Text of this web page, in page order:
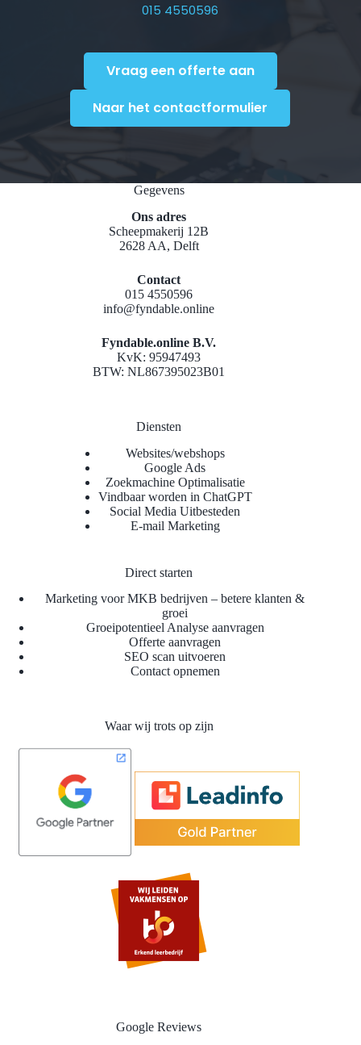
015 4550596
Vraag een offerte aan
Naar het contactformulier
Gegevens
Ons adres
Scheepmakerij 12B
2628 AA, Delft
Contact
015 4550596
info@fyndable.online
Fyndable.online B.V.
KvK: 95947493
BTW: NL867395023B01
Diensten
Websites/webshops
Google Ads
Zoekmachine Optimalisatie
Vindbaar worden in ChatGPT
Social Media Uitbesteden
E-mail Marketing
Direct starten
Marketing voor MKB bedrijven – betere klanten &
groei
Groeipotentieel Analyse aanvragen
Offerte aanvragen
SEO scan uitvoeren
Contact opnemen
Waar wij trots op zijn
Google Reviews